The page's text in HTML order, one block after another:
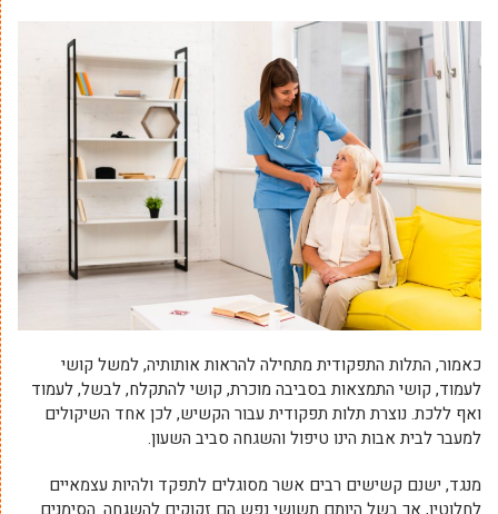
כאמור, התלות התפקודית מתחילה להראות אותותיה, למשל קושי
לעמוד, קושי התמצאות בסביבה מוכרת, קושי להתקלח, לבשל, לעמוד
ואף ללכת. נוצרת תלות תפקודית עבור הקשיש, לכן אחד השיקולים
למעבר לבית אבות הינו טיפול והשגחה סביב השעון.
מנגד, ישנם קשישים רבים אשר מסוגלים לתפקד ולהיות עצמאיים